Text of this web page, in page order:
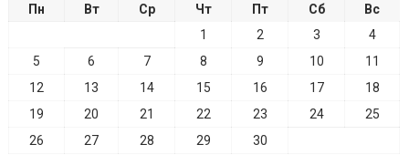
Пн Вт Ср Чт Пт Сб
Вс
1
2 3
4
5
6 7 8 9 10
11
12
13 14 15 16 17
18
19
20 21 22 23 24
25
26
27 28 29
30